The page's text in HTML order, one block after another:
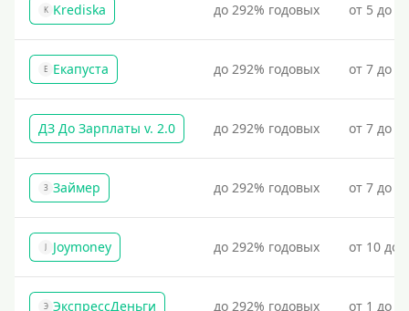
K Krediska до 292% годовых от 5 до
Е Екапуста до 292% годовых от 7 до
ДЗ До Зарплаты v. 2.0 до 292% годовых от 7 до
З Займер до 292% годовых от 7 до
J Joymoney до 292% годовых от 10 до
Э ЭкспрессДеньги до 292% годовых от 1 до